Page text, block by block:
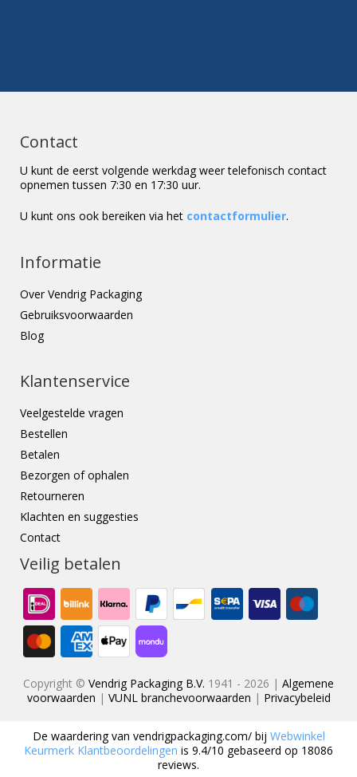
Contact
U kunt de eerst volgende werkdag weer telefonisch contact
opnemen tussen 7:30 en 17:30 uur.
U kunt ons ook bereiken via het contactformulier.
Informatie
Over Vendrig Packaging
Gebruiksvoorwaarden
Blog
Klantenservice
Veelgestelde vragen
Bestellen
Betalen
Bezorgen of ophalen
Retourneren
Klachten en suggesties
Contact
Veilig betalen
Copyright © Vendrig Packaging B.V. 1941 - 2026 | Algemene
voorwaarden | VUNL branchevoorwaarden | Privacybeleid
De waardering van vendrigpackaging.com/bij Webwinkel
Keurmerk Klantbeoordelingen is 9.4/10 gebaseerd op 18086
reviews.